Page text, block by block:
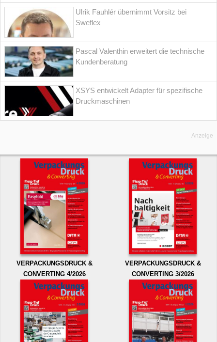
Ulrik Fauhlér übernimmt Vorsitz bei
Sweflex
Pascal Valenthin erweitert die technische
Kundenberatung
XSYS entwickelt Adapter für spezifische
Druckmaschinen
Anzeige
VERPACKUNGSDRUCK &
CONVERTING 4/2026
VERPACKUNGSDRUCK &
CONVERTING 3/2026